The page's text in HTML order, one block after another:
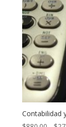
Contabilidad